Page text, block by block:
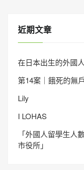
近期文章
在日本出生的外國
第14案｜餓死的無
Lily
I LOHAS
「外國人留學生人
市役所」